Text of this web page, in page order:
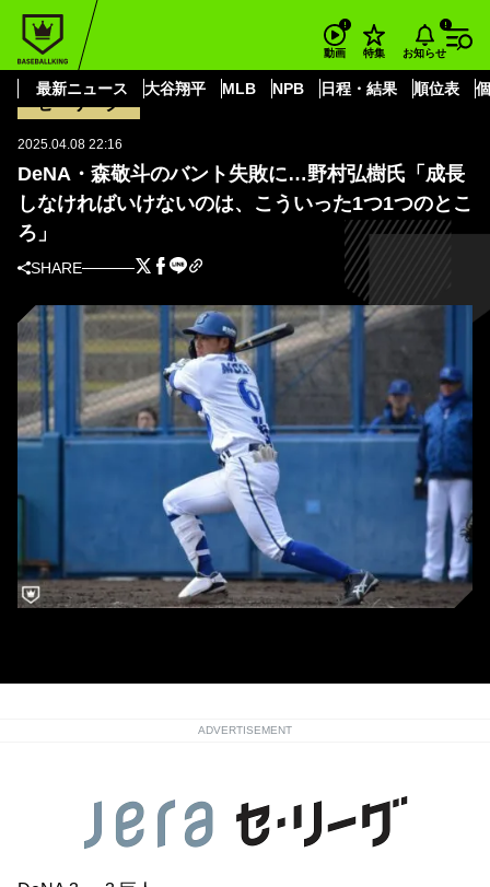
動画 特集 お知らせ
最新ニュース 大谷翔平 MLB NPB 日程・結果 順位表
BASEBALL KING
森 敬斗
DeNA・森敬斗のバント失敗に…野村弘樹氏「成長しなければいけないの
は、こういった1つ1つのところ」
セ・リーグ
2025.04.08 22:16
DeNA・森敬斗のバント失敗に…野村弘樹氏「成長
しなければいけないのは、こういった1つ1つのとこ
ろ」
SHARE
ADVERTISEMENT